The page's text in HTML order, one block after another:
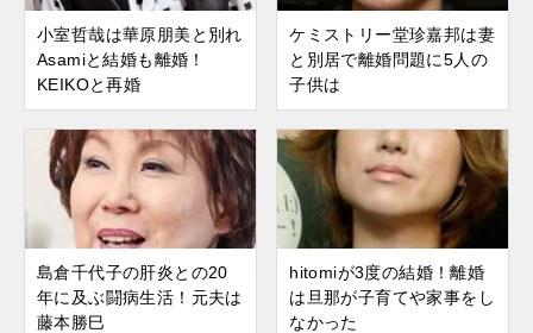
小室哲哉は華原朋美と別れ
Asamiと結婚も離婚！
KEIKOと再婚
ケミストリー堂珍嘉邦は妻
と別居で離婚問題に5人の
子供は
島倉千代子の肝炎との20
年に及ぶ闘病生活！元夫は
藤本勝巳
hitomiが3度の結婚！離婚
は旦那が子育てや家事をし
なかった